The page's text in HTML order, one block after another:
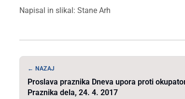
Napisal in slikal: Stane Arh
← NAZAJ
Proslava praznika Dneva upora proti
Praznika dela, 24. 4. 2017